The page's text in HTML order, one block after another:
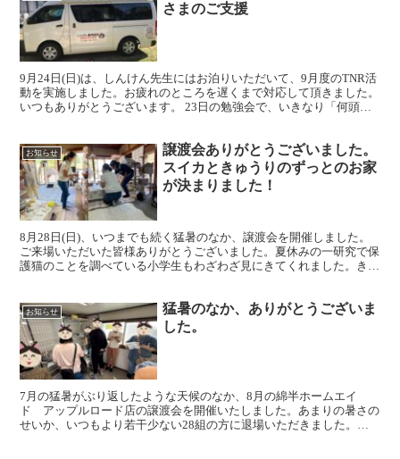
さまのご支援
9月24日(日)は、しんけん先生にはお泊りいただいて、9月度のTNR活
動を実施しました。お疲れのところを遅くまで対応して頂きました。
いつもありがとうございます。 23日の勉強会で、いきなり「何頭施
お知らせ
譲渡会ありがとうございました。
スイカときゅうりのずっとのお家
が決まりました！
8月28日(日)、いつまでも続く猛暑のなか、譲渡会を開催しました。
ご来場いただいた皆様ありがとうございました。夏休みの一研究で保
護猫のことを調べている小学生もわざわざ見にきてくれました。きっ
お知らせ
猛暑のなか、ありがとうございま
した。
7月の猛暑がぶり返したような天候のなか、8月の綿半ホームエイ
ド アップルロード店の譲渡会を開催いたしました。あまりの暑さの
せいか、いつもより若干少ない28組の方に退場いただきました。今